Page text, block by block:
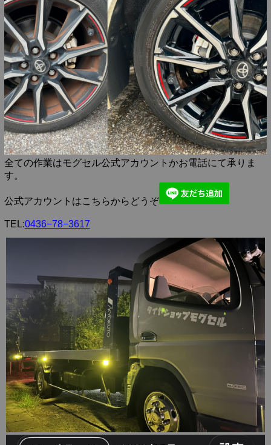
全ての作業はモグセル公式アカウントかお電話にて承りま
す。
公式アカウントはこちらからどうぞ
TEL:0436−78−3617